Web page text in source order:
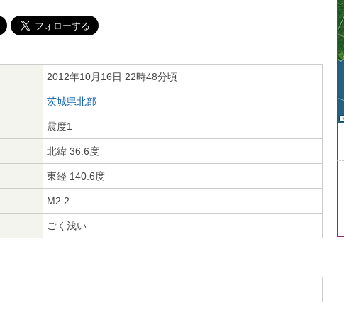
2012年10月16日 22時48分頃
茨城県北部
震度1
北緯 36.6度
東経 140.6度
M2.2
ごく浅い